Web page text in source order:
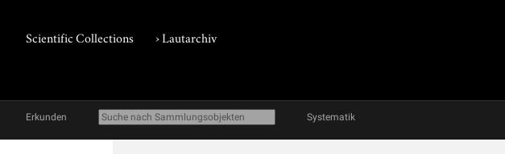
Scientific Collections ›Lautarchiv
Erkunden Systematik